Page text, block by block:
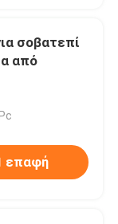
σοβατεπί
από
επαφή